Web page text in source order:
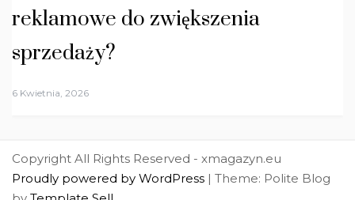
reklamowe do zwiększenia
sprzedaży?
6 Kwietnia, 2026
Copyright All Rights Reserved - xmagazyn.eu
Proudly powered by WordPress | Theme: Polite Blog